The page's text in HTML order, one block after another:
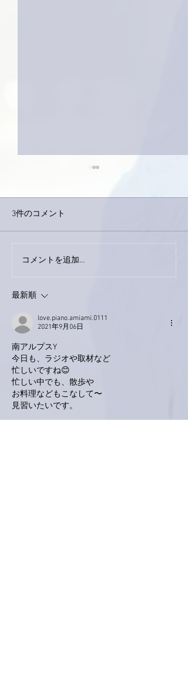
下駄箱がスッキリ〜。
3件のコメント
コメントを追加…
最新順
love.piano.amiami.0111
2021年9月06日
南アルプスY
今日も、ラジオや取材など
忙しいですね😊
忙しい中でも、散歩や
お料理などもこなして〜
見習いたいです。